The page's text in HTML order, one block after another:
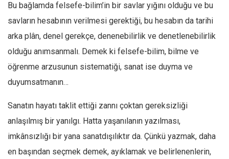
Bu bağlamda felsefe-bilim’in bir savlar yığını olduğu ve bu
savların hesabının verilmesi gerektiği, bu hesabın da tarihi
arka plân, denel gerekçe, denenebilirlik ve denetlenebilirlik
olduğu anımsanmalı. Demek ki felsefe-bilim, bilme ve
öğrenme arzusunun sistematiği, sanat ise duyma ve
duyumsatmanın…
Sanatın hayatı taklit ettiği zannı çoktan gereksizliği
anlaşılmış bir yanılgı. Hatta yaşanılanın yazılması,
imkânsızlığı bir yana sanatdışılıktır da. Çünkü yazmak, daha
en başından seçmek demek, ayıklamak ve belirlenenlerin,